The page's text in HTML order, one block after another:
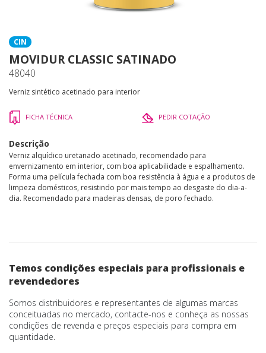
CIN
MOVIDUR CLASSIC SATINADO
48040
Verniz sintético acetinado para interior
FICHA TÉCNICA PEDIR COTAÇÃO
Descrição
Verniz alquídico uretanado acetinado, recomendado para
envernizamento em interior, com boa aplicabilidade e espalhamento.
Forma uma película fechada com boa resistência à água e a produtos de
limpeza domésticos, resistindo por mais tempo ao desgaste do dia-a-
dia. Recomendado para madeiras densas, de poro fechado.
Temos condições especiais para profissionais e
revendedores
Somos distribuidores e representantes de algumas marcas
conceituadas no mercado, contacte-nos e conheça as nossas
condições de revenda e preços especiais para compra em
quantidade.